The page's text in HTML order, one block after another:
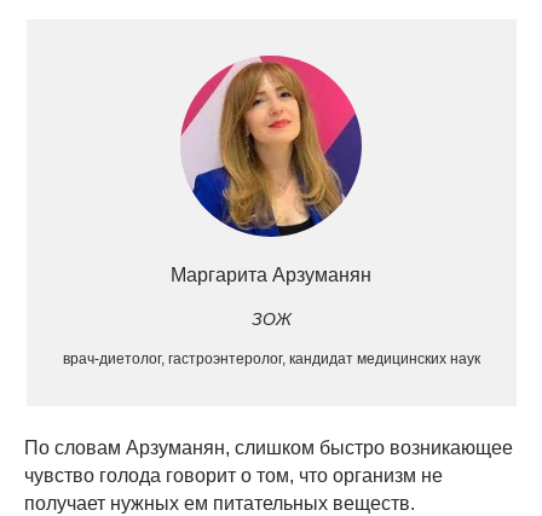
Маргарита Арзуманян
ЗОЖ
врач-диетолог, гастроэнтеролог, кандидат медицинских наук
По словам Арзуманян, слишком быстро возникающее
чувство голода говорит о том, что организм не
получает нужных ем питательных веществ.